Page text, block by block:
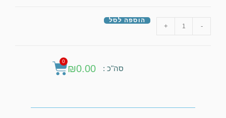
-
+
הוספה לסל
סה"כ : ₪0.00
0